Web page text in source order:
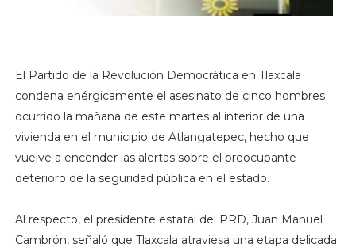
El Partido de la Revolución Democrática en Tlaxcala
condena enérgicamente el asesinato de cinco hombres
ocurrido la mañana de este martes al interior de una
vivienda en el municipio de Atlangatepec, hecho que
vuelve a encender las alertas sobre el preocupante
deterioro de la seguridad pública en el estado.
Al respecto, el presidente estatal del PRD, Juan Manuel
Cambrón, señaló que Tlaxcala atraviesa una etapa delicada